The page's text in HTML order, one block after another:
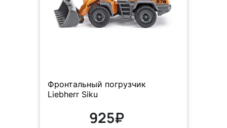
Фронтальный погрузчик
Liebherr Siku
925₽